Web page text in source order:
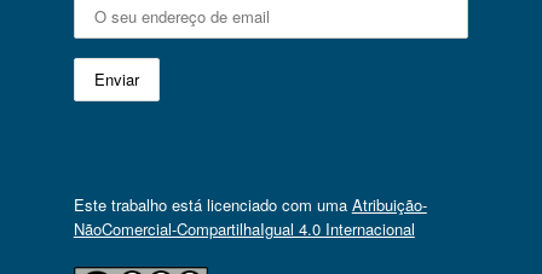
Este trabalho está licenciado com uma Atribuição-
NãoComercial-CompartilhaIgual 4.0 Internacional